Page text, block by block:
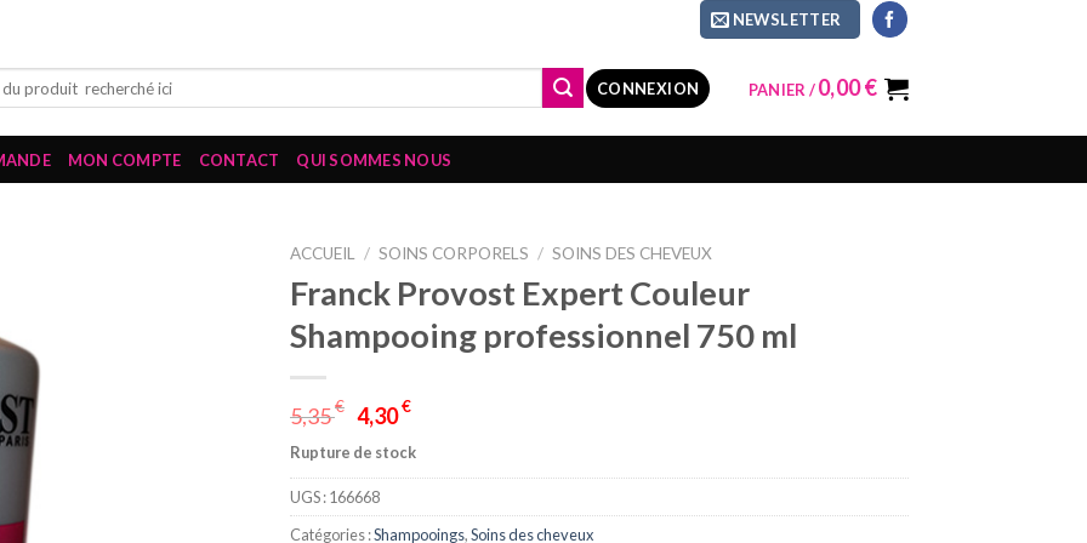
NEWSLETTER
CONNEXION PANIER /0,00€
MON COMPTE CONTACT QUI SOMMES NOUS
ACCUEIL / SOINS CORPORELS / SOINS DES CHEVEUX
Franck Provost Expert Couleur
Shampooing professionnel 750 ml
5,35€ 4,30€
Rupture de stock
UGS :166668
Catégories :Shampooings,Soins des cheveux